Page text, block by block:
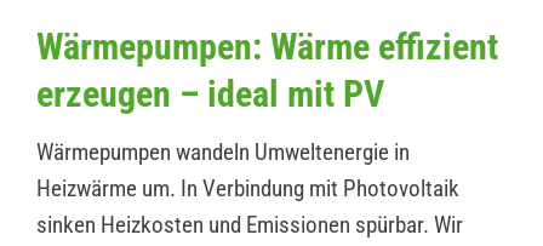
Wärmepumpen: Wärme effizient
erzeugen – ideal mit PV
Wärmepumpen wandeln Umweltenergie in
Heizwärme um. In Verbindung mit Photovoltaik
sinken Heizkosten und Emissionen spürbar. Wir